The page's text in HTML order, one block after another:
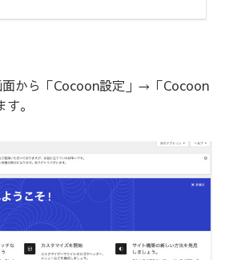
から「Cocoon設定」→「Cocoon
。